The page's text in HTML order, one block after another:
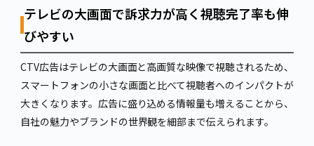
テレビの大画面で訴求力が高く視聴完了率も伸
びやすい
CTV広告はテレビの大画面と高画質な映像で視聴されるため、
スマートフォンの小さな画面と比べて視聴者へのインパクトが
大きくなります。広告に盛り込める情報量も増えることから、
自社の魅力やブランドの世界観を細部まで伝えられます。